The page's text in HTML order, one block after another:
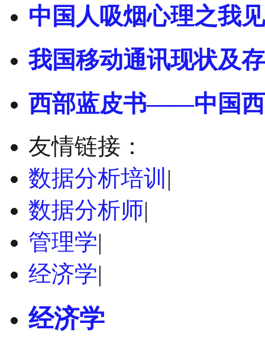
中国人吸烟心理之我
我国移动通讯现状及
西部蓝皮书——中国
友情链接：
数据分析培训 |
数据分析师|
管理学|
经济学|
经济学